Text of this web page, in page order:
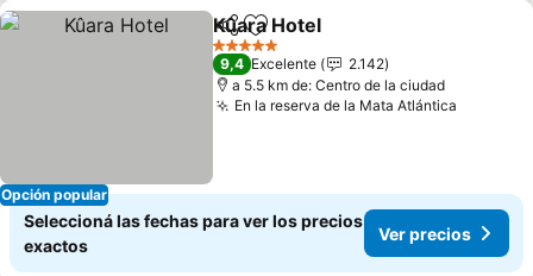
Opción popular
CompartirAñadir a favoritos
Kûara Hotel
5 Estrellas
9,4 Excelente
2.142
a 5.5 km de: Centro de la ciudad
En la reserva de la Mata Atlántica
Seleccioná las fechas para ver los precios
exactos
Ver precios